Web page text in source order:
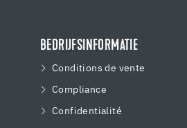
BEDRIJFSINFORMATIE
Conditions de vente
Compliance
Confidentialité